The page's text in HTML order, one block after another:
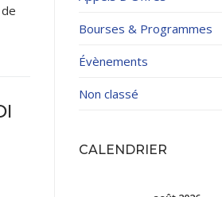
Bourses & Programmes
Évènements
Non classé
CALENDRIER